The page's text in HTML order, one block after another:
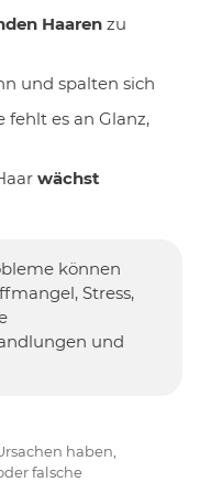
Haaren zu
und spalten sich
fehlt es an Glanz,
wächst
können
Stress,
und
haben,
falsche